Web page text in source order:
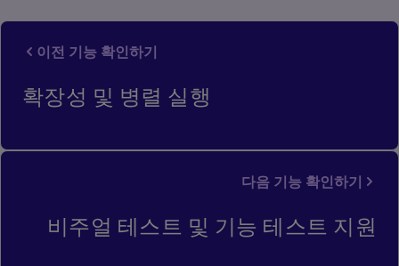
이전 기능 확인하기
확장성 및 병렬 실행
다음 기능 확인하기
비주얼 테스트 및 기능 테스트 지원